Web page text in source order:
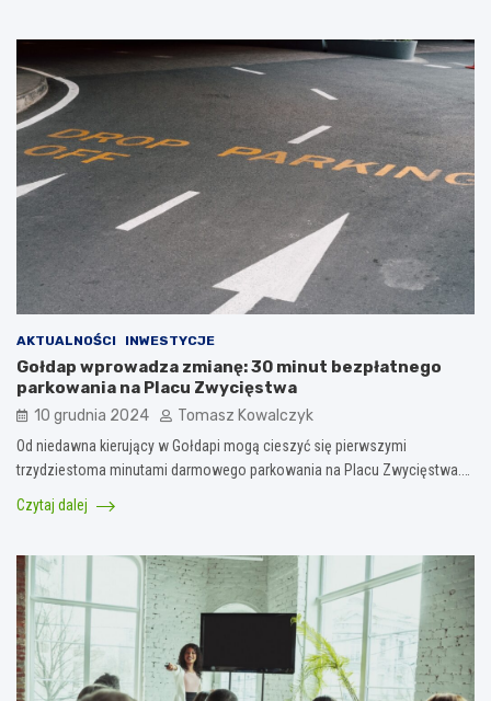
AKTUALNOŚCI INWESTYCJE
Gołdap wprowadza zmianę: 30 minut bezpłatnego
parkowania na Placu Zwycięstwa
10 grudnia 2024 Tomasz Kowalczyk
Od niedawna kierujący w Gołdapi mogą cieszyć się pierwszymi
trzydziestoma minutami darmowego parkowania na Placu Zwycięstwa.…
Czytaj dalej